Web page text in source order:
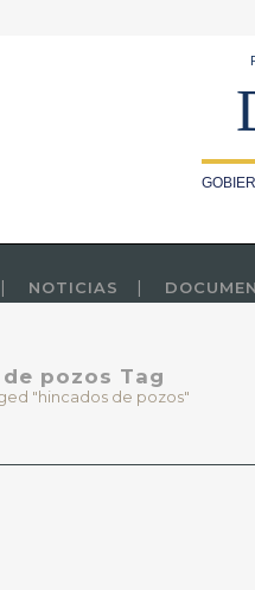
NOTICIAS
pozos Tag
"hincados de pozos"